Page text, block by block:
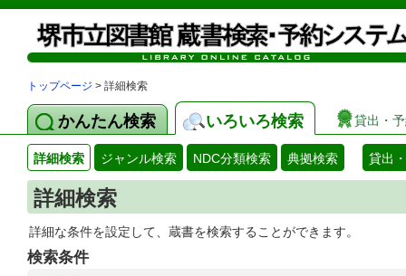
トップページ > 詳細検索
かんたん検索 いろいろ検索 貸出・
詳細検索 ジャンル検索 NDC分類検索 典拠検索 貸出
詳細検索
詳細な条件を設定して、蔵書を検索することができます。
検索条件